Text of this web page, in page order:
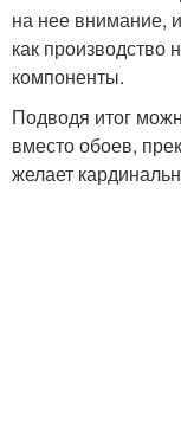
на нее внимание,
как производство
компоненты.
Подводя итог
вместо обоев,
желает